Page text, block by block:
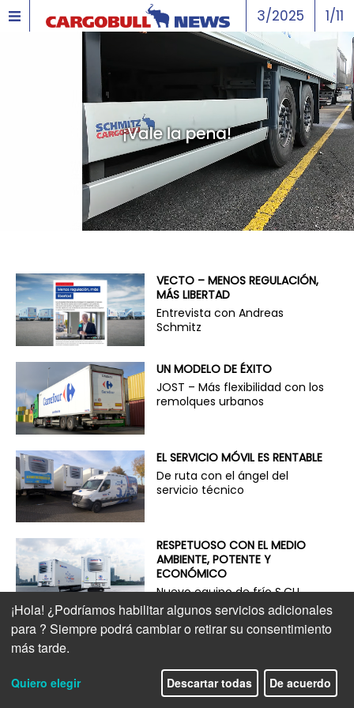
3/2025 1/11
VECTO – MENOS REGULACIÓN,
MÁS LIBERTAD
Entrevista con Andreas
Schmitz
UN MODELO DE ÉXITO
JOST – Más flexibilidad con los
remolques urbanos
EL SERVICIO MÓVIL ES RENTABLE
De ruta con el ángel del
servicio técnico
RESPETUOSO CON EL MEDIO
AMBIENTE, POTENTE Y
ECONÓMICO
Nuevo equipo de frío S.CU
dc90
LA LIGEREZA ES RENTABLE
eléctricos
¡Hola! ¿Podríamos habilitar algunos servicios adicionales
para ? Siempre podrá cambiar o retirar su consentimiento
más tarde.
Quiero elegir Descartar todas De acuerdo